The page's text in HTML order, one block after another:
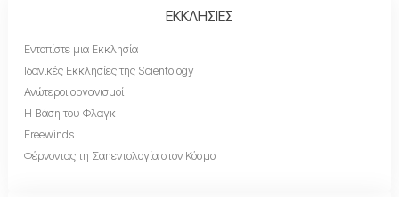
ΕΚΚΛΗΣΙΕΣ
Εντοπίστε μια Εκκλησία
Ιδανικές Εκκλησίες της Scientology
Ανώτεροι οργανισμοί
Η Βάση του Φλαγκ
Freewinds
Φέρνοντας τη Σαηεντολογία στον Κόσμο